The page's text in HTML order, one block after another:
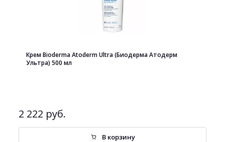
Крем Bioderma Atoderm Ultra (Биодерма Атодерм
Ультра) 500 мл
2 222 руб.
В корзину